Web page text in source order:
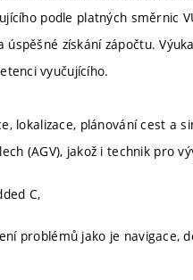
podle platných směrnic
získání zápočtu.
vyučujícího.
lokalizace, plánování cest a
(AGV), jakož i technik pro
C,
problémů jako je navigace,